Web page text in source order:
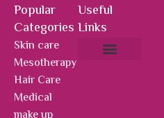
Popular
Categories
Skin care
Mesotherapy
Hair Care
Medical
Useful
Links